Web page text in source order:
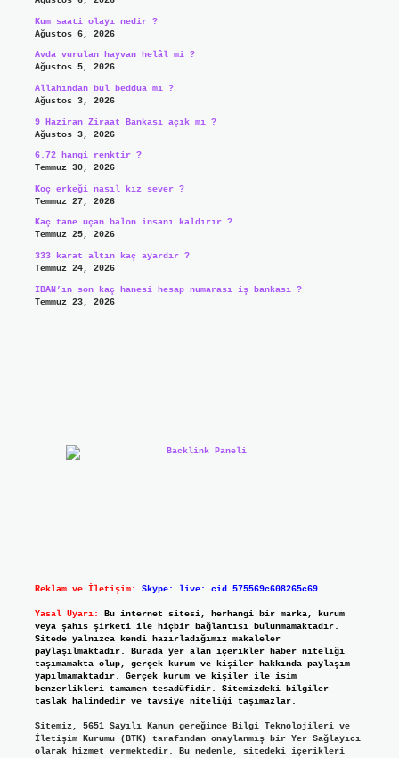
Kum saati olayı nedir ?
Ağustos 6, 2026
Avda vurulan hayvan helâl mi ?
Ağustos 5, 2026
Allahından bul beddua mı ?
Ağustos 3, 2026
9 Haziran Ziraat Bankası açık mı ?
Ağustos 3, 2026
6.72 hangi renktir ?
Temmuz 30, 2026
Koç erkeği nasıl kız sever ?
Temmuz 27, 2026
Kaç tane uçan balon insanı kaldırır ?
Temmuz 25, 2026
333 karat altın kaç ayardır ?
Temmuz 24, 2026
IBAN’ın son kaç hanesi hesap numarası iş bankası ?
Temmuz 23, 2026
Reklam ve İletişim: Skype: live:.cid.575569c608265c69
Yasal Uyarı:
Bu internet sitesi, herhangi bir marka, kurum
veya şahıs şirketi ile hiçbir bağlantısı bulunmamaktadır.
Sitede yalnızca kendi hazırladığımız makaleler
paylaşılmaktadır. Burada yer alan içerikler haber niteliği
taşımamakta olup, gerçek kurum ve kişiler hakkında paylaşım
yapılmamaktadır. Gerçek kurum ve kişiler ile isim
benzerlikleri tamamen tesadüfidir. Sitemizdeki bilgiler
taslak halindedir ve tavsiye niteliği taşımazlar.
Sitemiz, 5651 Sayılı Kanun gereğince Bilgi Teknolojileri ve
İletişim Kurumu (BTK) tarafından onaylanmış bir Yer Sağlayıcı
olarak hizmet vermektedir. Bu nedenle, sitedeki içerikleri